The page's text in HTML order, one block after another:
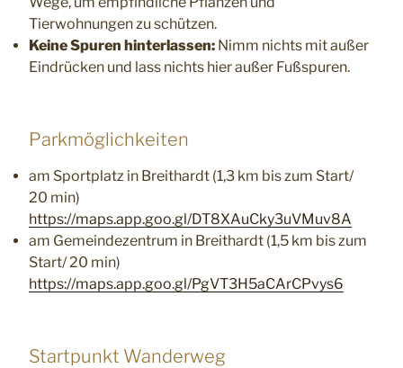
Tierwohnungen zu schützen.
Keine Spuren hinterlassen: Nimm nichts mit außer
Eindrücken und lass nichts hier außer Fußspuren.
Parkmöglichkeiten
am Sportplatz in Breithardt (1,3 km bis zum Start/
20 min)
https://maps.app.goo.gl/DT8XAuCky3uVMuv8A
am Gemeindezentrum in Breithardt (1,5 km bis zum
Start/ 20 min)
https://maps.app.goo.gl/PgVT3H5aCArCPvys6
Startpunkt Wanderweg